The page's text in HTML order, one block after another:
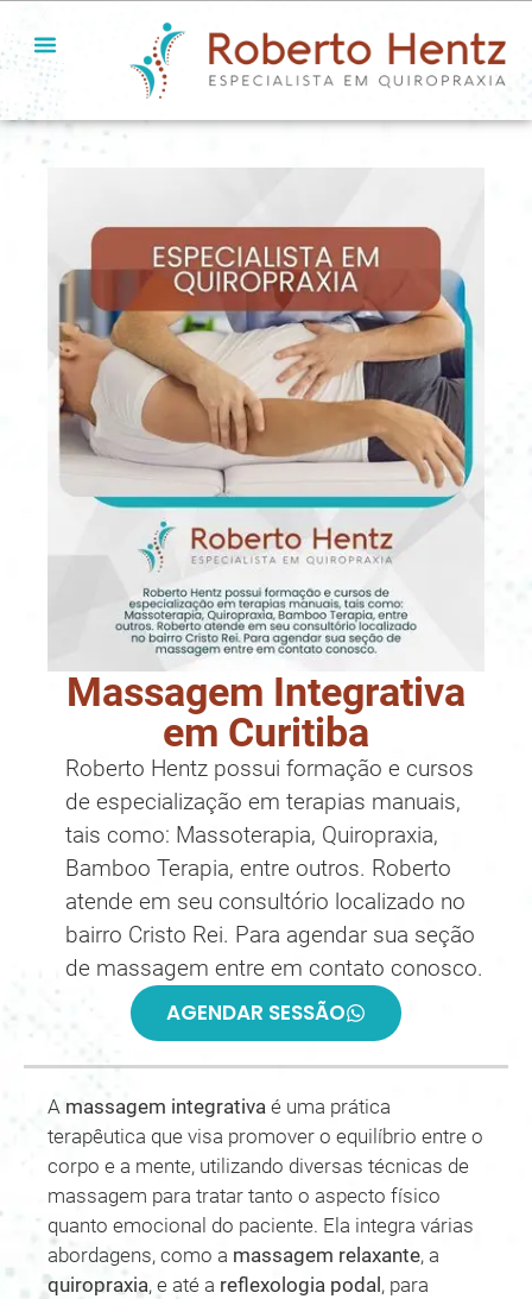
Massagem Integrativa
em Curitiba
Roberto Hentz possui formação e cursos
de especialização em terapias manuais,
tais como: Massoterapia, Quiropraxia,
Bamboo Terapia, entre outros. Roberto
atende em seu consultório localizado no
bairro Cristo Rei. Para agendar sua seção
de massagem entre em contato conosco.
AGENDAR SESSÃO
A massagem integrativa é uma prática
terapêutica que visa promover o equilíbrio entre o
corpo e a mente, utilizando diversas técnicas de
massagem para tratar tanto o aspecto físico
quanto emocional do paciente. Ela integra várias
abordagens, como a massagem relaxante, a
quiropraxia, e até a reflexologia podal , para